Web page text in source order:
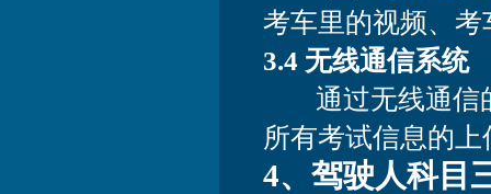
考车里的视频、
3.4 无线通信系统
通过无线通信的
所有考试信息的
4、驾驶人科目